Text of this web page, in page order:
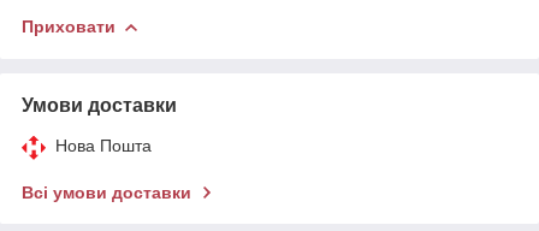
Приховати
Умови доставки
Нова Пошта
Всі умови доставки